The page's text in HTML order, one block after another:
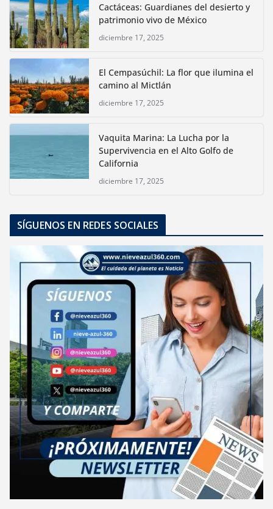
Cactáceas: Guardianes del desierto y
patrimonio vivo de México
diciembre 17, 2025
El Cempasúchil: La flor que ilumina el
camino al Mictlán
diciembre 17, 2025
Vaquita Marina: La Lucha por la
Supervivencia en el Alto Golfo de
California
diciembre 17, 2025
SÍGUENOS EN REDES SOCIALES